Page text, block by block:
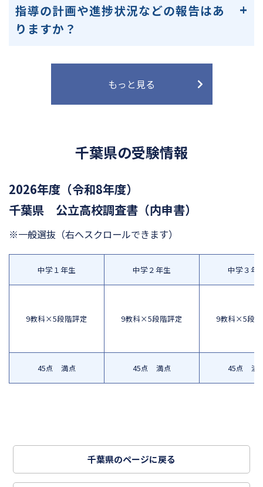
指導の計画や進捗状況などの報告はあ
りますか？
もっと見る
千葉県の受験情報
2026年度（令和8年度）
千葉県 公立高校調査書（内申書）
※一般選抜 （右へスクロールできます）
中学１年生
9教科×5段階評定
45点 満点
中学２年生
9教科×5段階評定
45点 満点
中学３年
9教科×5段
45点 満
千葉県のページに戻る